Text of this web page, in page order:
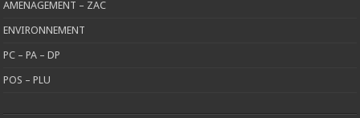
AMENAGEMENT – ZAC
ENVIRONNEMENT
PC – PA – DP
POS – PLU